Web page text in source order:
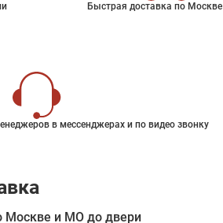
Быстрая доставка по Москве
в мессенджерах и по видео звонку
Москве и МО до двери